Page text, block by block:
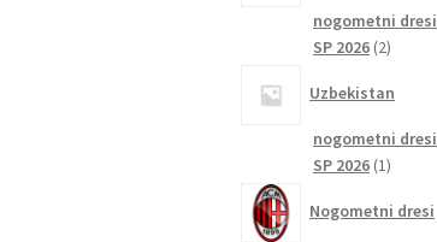
nogometni dresi
SP 2026 22
Uzbekistan
nogometni dresi
SP 2026 11
Nogometni dresi